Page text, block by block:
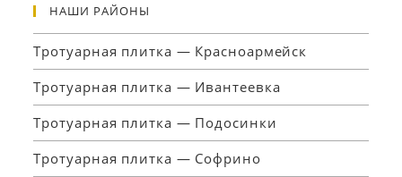
НАШИ РАЙОНЫ
Тротуарная плитка — Красноармейск
Тротуарная плитка — Ивантеевка
Тротуарная плитка — Подосинки
Тротуарная плитка — Софрино